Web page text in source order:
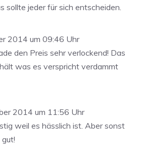
sollte jeder für sich entscheiden.
2014 um 09:46 Uhr
den Preis sehr verlockend! Das
was es verspricht verdammt
2014 um 11:56 Uhr
weil es hässlich ist. Aber sonst